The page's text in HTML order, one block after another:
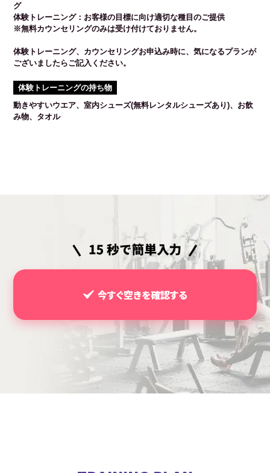
グ
体験トレーニング：お客様の目標に向け適切な種目のご提供
※無料カウンセリングのみは受け付けておりません。
体験トレーニング、カウンセリングお申込み時に、気になるプランが
ございましたらご記入ください。
体験トレーニングの持ち物
動きやすいウエア、室内シューズ(無料レンタルシューズあり)、お飲
み物、タオル
今すぐ空きを確認する